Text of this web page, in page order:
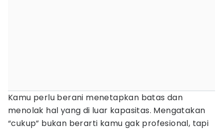
Kamu perlu berani menetapkan batas dan
menolak hal yang di luar kapasitas. Mengatakan
“cukup” bukan berarti kamu gak profesional, tapi